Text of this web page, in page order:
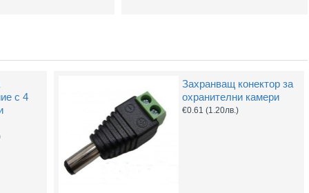
Захранващ конектор за охранителни камери - женски
€0.55
с 4
Захранващ конектор за
охранителни камери
€0.61(1.20лв.)